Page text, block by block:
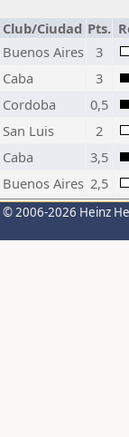
Club/Ciudad Pts.
Buenos Aires
3
Caba
3
Cordoba
0,5
San Luis
2
Caba
3,5
Buenos Aires 2,5
© 2006-2026 Heinz